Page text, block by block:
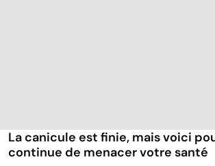
La canicule est finie, mais voici
continue de menacer votre santé